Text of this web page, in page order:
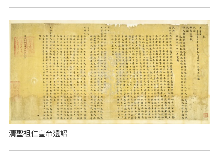
清聖祖仁皇帝遺詔